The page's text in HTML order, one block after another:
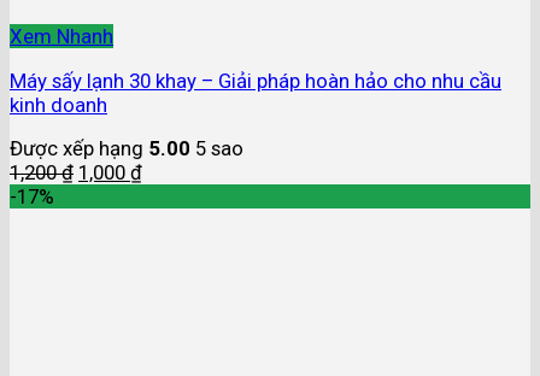
Xem Nhanh
Máy sấy lạnh 30 khay – Giải pháp hoàn hảo cho nhu cầu
kinh doanh
Được xếp hạng 5.00 5 sao
1,200₫ 1,000 ₫
-17%